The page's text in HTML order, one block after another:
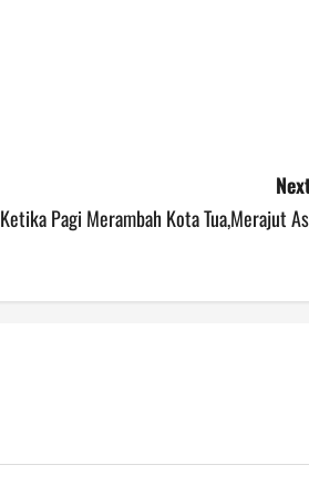
Ketika Pagi Merambah Kota Tua,Merajut